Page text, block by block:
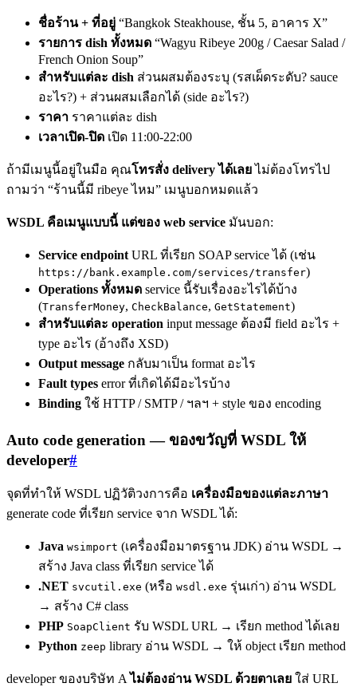
ชื่อร้าน + ที่อยู่ “Bangkok Steakhouse, ชั้น 5, อาคาร X”
รายการ dish ทั้งหมด “Wagyu Ribeye 200g / Caesar Salad /
French Onion Soup”
สำหรับแต่ละ dish ส่วนผสมต้องระบุ (รสเผ็ดระดับ? sauce
อะไร?) + ส่วนผสมเลือกได้ (side อะไร?)
ราคา ราคาแต่ละ dish
เวลาเปิด-ปิด เปิด 11:00-22:00
ถ้ามีเมนูนี้อยู่ในมือ คุณโทรสั่ง delivery ได้เลยไม่ต้องโทรไป
ถามว่า “ร้านนี้มี ribeye ไหม” เมนูบอกหมดแล้ว
WSDL คือเมนูแบบนี้ แต่ของ web service มันบอก:
Service endpoint URL ที่เรียก SOAP service ได้ (เช่น
https://bank.example.com/services/transfer)
Operations ทั้งหมด service นี้รับเรื่องอะไรได้บ้าง
(TransferMoney, CheckBalance, GetStatement)
สำหรับแต่ละ operation input message ต้องมี field อะไร +
type อะไร (อ้างถึง XSD)
Output message กลับมาเป็น format อะไร
Fault types error ที่เกิดได้มีอะไรบ้าง
Binding ใช้ HTTP / SMTP / ฯลฯ + style ของ encoding
Auto code generation — ของขวัญที่ WSDL ให้
developer#
จุดที่ทำให้ WSDL ปฏิวัติวงการคือ เครื่องมือของแต่ละภาษา
generate code ที่เรียก service จาก WSDL ได้:
Java wsimport (เครื่องมือมาตรฐาน JDK) อ่าน WSDL →
สร้าง Java class ที่เรียก service ได้
.NET svcutil.exe (หรือ wsdl.exe รุ่นเก่า) อ่าน WSDL
→ สร้าง C# class
PHP SoapClient รับ WSDL URL → เรียก method ได้เลย
Python zeep library อ่าน WSDL → ให้ object เรียก method
developer ของบริษัท Aไม่ต้องอ่าน WSDL ด้วยตาเลย ใส่ URL